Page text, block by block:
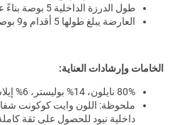
طول الدرزة الداخلية 5 بوصة بناءً على المقاس M
العارضة يبلغ طولها 5 أقدام و9 بوصة / 175 سم وترتدي مقاس XS
الخامات وإرشادات العناية:
80% نايلون، 14% بوليستر، 6% إيلاستان
ملحوظة: اللون وايت كوكونت
داخلية نيود للحصول على ثقة